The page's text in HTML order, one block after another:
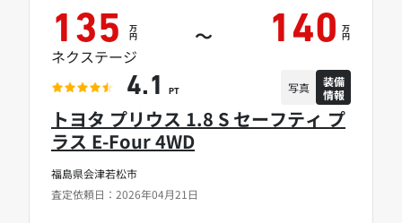
福島県会津若松市
査定依頼日：2026年04月21日
トヨタ プリウス 1.8 S セーフティ プ
ラス E-Four 4WD
135 万
円 ～ 140 万
円
ネクステージ
4.1 PT 写真
装備
情報